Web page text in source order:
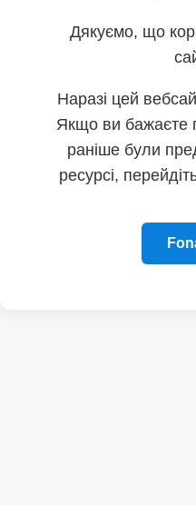
Дякуємо, що
Наразі цей
Якщо ви бажаєте
раніше були
ресурсі,